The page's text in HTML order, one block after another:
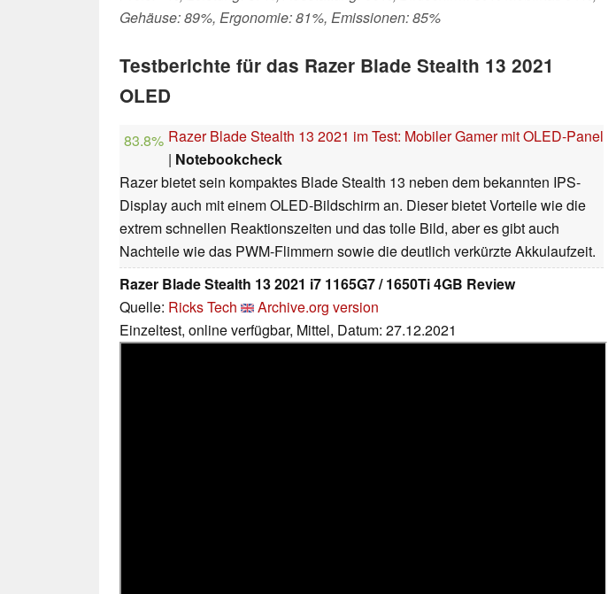
Gehäuse: 89%, Ergonomie: 81%, Emissionen: 85%
Testberichte für das Razer Blade Stealth 13 2021
OLED
83.8% Razer Blade Stealth 13 2021 im Test: Mobiler Gamer mit OLED-Panel
| Notebookcheck
Razer bietet sein kompaktes Blade Stealth 13 neben dem bekannten IPS-
Display auch mit einem OLED-Bildschirm an. Dieser bietet Vorteile wie die
extrem schnellen Reaktionszeiten und das tolle Bild, aber es gibt auch
Nachteile wie das PWM-Flimmern sowie die deutlich verkürzte Akkulaufzeit.
Razer Blade Stealth 13 2021 i7 1165G7 / 1650Ti 4GB Review
Quelle: Ricks Tech
Archive.org version
Einzeltest, online verfügbar, Mittel, Datum: 27.12.2021